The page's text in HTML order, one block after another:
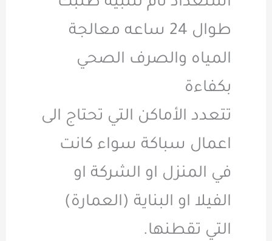
طوال 24 ساعه معالجة
المياه والصرف الصحي
بكفاءة
تتعدد الأماكن التي تحتاج الى
اعمال سباكة سواء كانت
في المنزل او الشركة او
الفيلا او البناية (العمارة)
التي تقطنها.